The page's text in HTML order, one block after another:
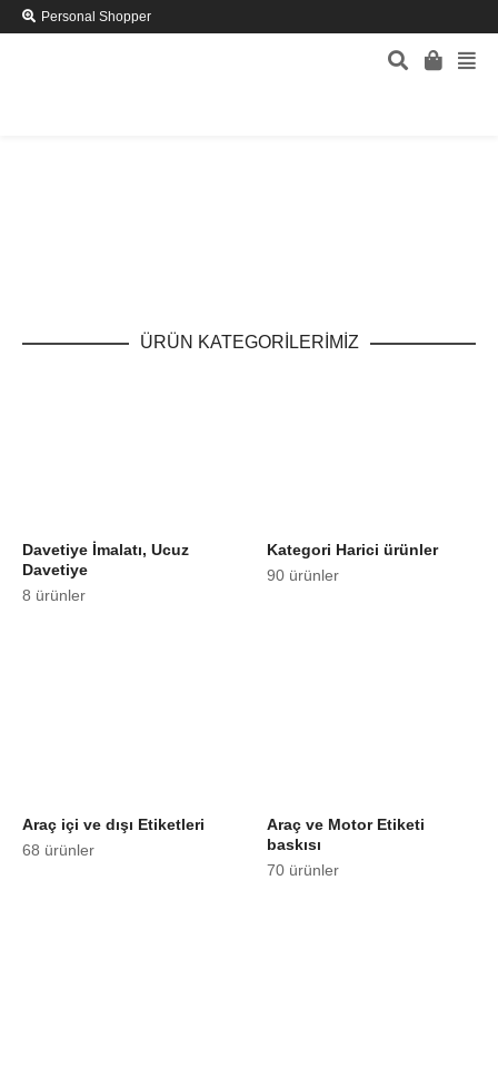
Personal Shopper
ÜRÜN KATEGORİLERİMİZ
Davetiye İmalatı, Ucuz
Davetiye
8 ürünler
Kategori Harici ürünler
90 ürünler
Araç içi ve dışı Etiketleri
68 ürünler
Araç ve Motor Etiketi
baskısı
70 ürünler